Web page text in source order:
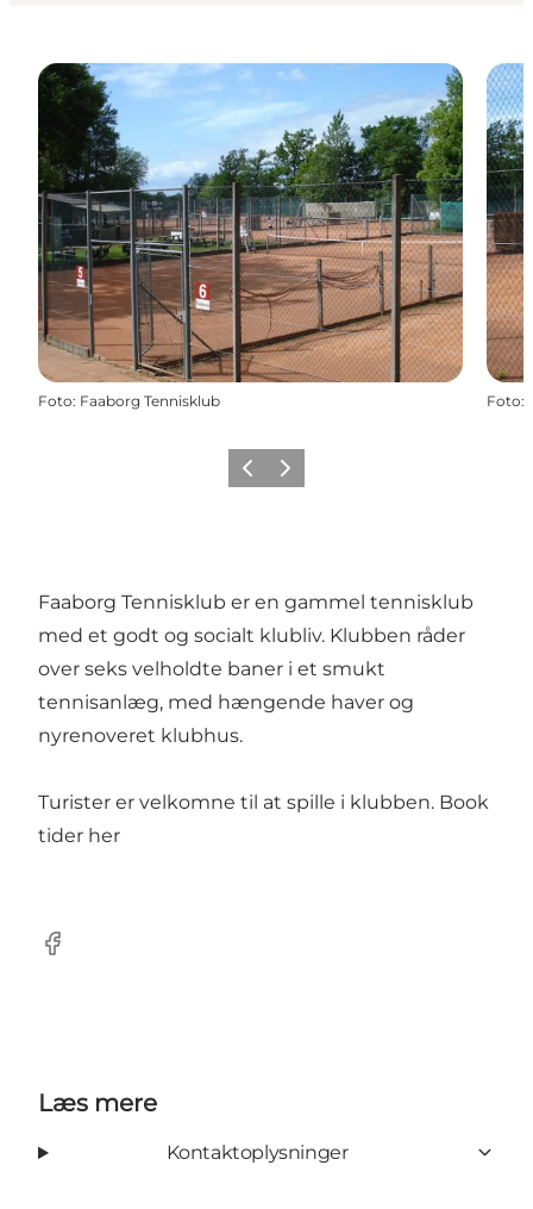
Foto: Faaborg Tennisklub Foto:
ForrigeNæste
Faaborg Tennisklub er en gammel tennisklub
med et godt og socialt klubliv. Klubben råder
over seks velholdte baner i et smukt
tennisanlæg, med hængende haver og
nyrenoveret klubhus.
Turister er velkomne til at spille i klubben. Book
tider her
Facebook
Læs mere
Kontaktoplysninger